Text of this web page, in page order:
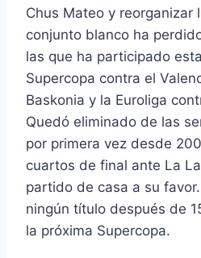
Chus Mateo y reorganizar
conjunto blanco ha
las que ha participado
Supercopa contra el
Baskonia y la Euroliga
Quedó eliminado de las
por primera vez desde
cuartos de final ante La
partido de casa a su
ningún título después de
la próxima Supercopa.